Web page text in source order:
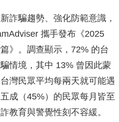
詐騙趨勢、強化防範意識，
攜手發布《2025
》。調查顯示，72% 的台
情境，其中 13% 曾因此蒙
灣民眾平均每兩天就可能遇
成（45%）的民眾每月皆至
教育與警覺性刻不容緩。